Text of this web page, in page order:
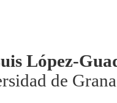
López-
de